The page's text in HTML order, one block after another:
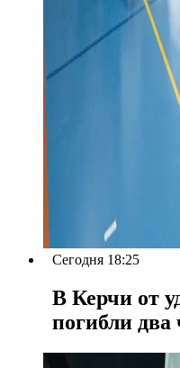
Сегодня 18:25
В Керчи от
погибли два